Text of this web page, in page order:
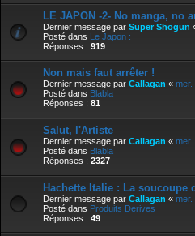
LE JAPON -2- No manga, no
Dernier message par Super Shogun
Posté dans Le Japon :
Réponses : 919
Non mais faut arrêter !
Dernier message par Callagan « mer.
Posté dans Blabla
Réponses : 81
Salut, l'Artiste
Dernier message par Callagan « mer.
Posté dans Blabla
Réponses : 2327
Hachette Italie : La soucoupe
Dernier message par Callagan « mer.
Posté dans Produits Derives
Réponses : 49